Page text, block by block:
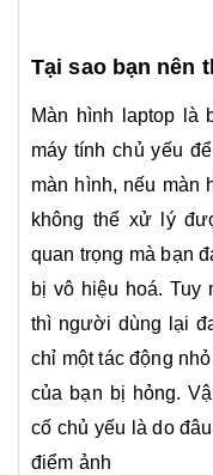
Tại sao bạn nên
Màn hình laptop là
máy tính chủ yếu
màn hình, nếu màn
không thể xử lý
quan trọng mà bạn
bị vô hiệu hoá. Tuy
thì người dùng lại
chỉ một tác động
của bạn bị hỏng.
cố chủ yếu là do
điểm ảnh